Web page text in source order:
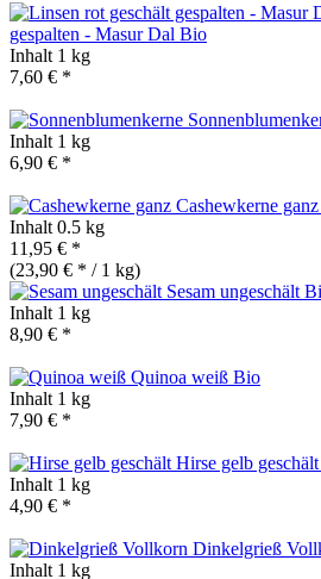
gespalten - Masur Dal Bio
Inhalt 1 kg
7,60 € *
Inhalt 1 kg
6,90 € *
Cashewkerne ganz
Inhalt 0.5 kg
11,95 € *
(23,90 € * / 1 kg)
Sesam ungeschält
Inhalt 1 kg
8,90 € *
Quinoa weiß Bio
Inhalt 1 kg
7,90 € *
Hirse gelb geschält
Inhalt 1 kg
4,90 € *
Dinkelgrieß
Inhalt 1 kg